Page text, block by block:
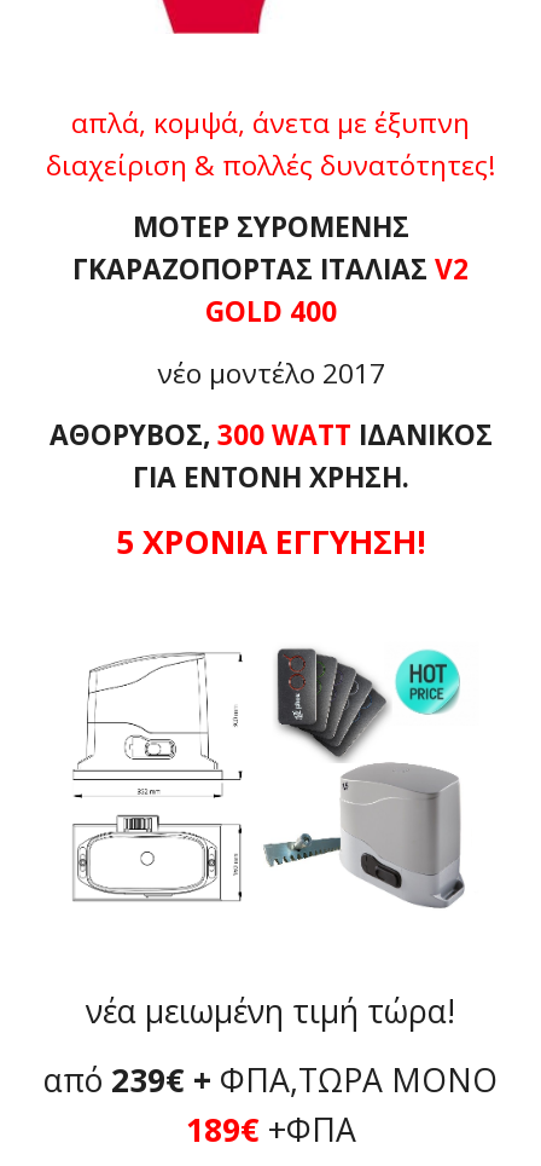
απλά, κομψά, άνετα με έξυπνη
διαχείριση & πολλές δυνατότητες!
ΜΟΤΕΡ ΣΥΡΟΜΕΝΗΣ
ΓΚΑΡΑΖΟΠΟΡΤΑΣ ΙΤΑΛΙΑΣ V2
GOLD 400
νέο μοντέλο 2017
ΑΘΟΡΥΒΟΣ, 300 WATT ΙΔΑΝΙΚΟΣ
ΓΙΑ ΕΝΤΟΝΗ ΧΡΗΣΗ.
5 ΧΡΟΝΙΑ ΕΓΓΥΗΣΗ!
νέα μειωμένη τιμή τώρα!
από 239€ + ΦΠA,ΤΩΡΑ ΜΟΝΟ
189€ +ΦΠΑ